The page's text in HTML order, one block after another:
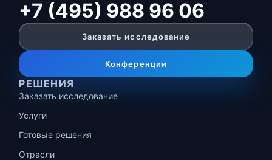
+7 (495) 988 96 06
Заказать исследование
Конференции
РЕШЕНИЯ
Заказать исследование
Услуги
Готовые решения
Отрасли